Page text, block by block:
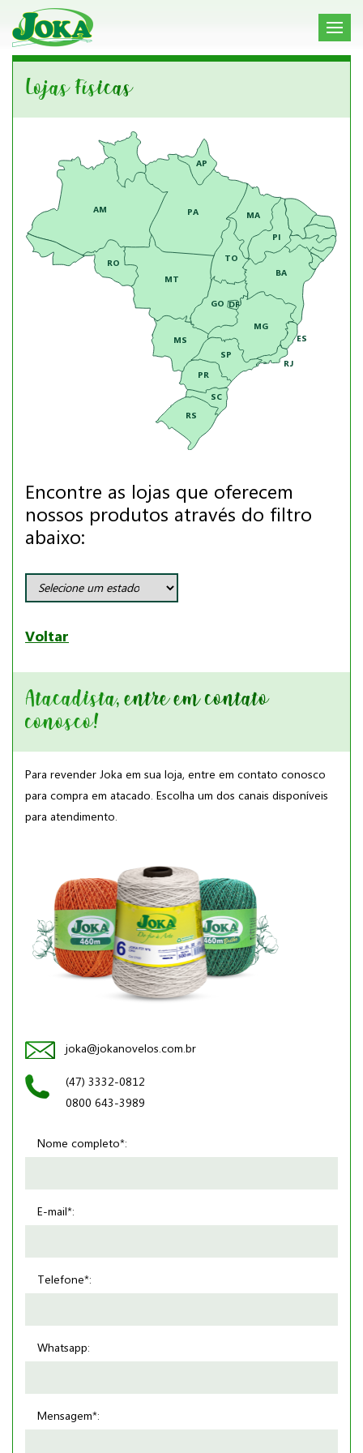
Lojas Físicas
TO
BA
PI
MA
AP
PA
AM
RO
MT
MS
GO
PR
SC
RS
SP
MG
RJ
ES
DF
Encontre as lojas que oferecem
nossos produtos através do filtro
abaixo:
Voltar
Atacadista, entre em contato
conosco!
Para revender Joka em sua loja, entre em contato conosco
para compra em atacado. Escolha um dos canais disponíveis
para atendimento.
joka@jokanovelos.com.br
(47) 3332-0812
0800 643-3989
Nome completo*:
E-mail*:
Telefone*:
Whatsapp:
Mensagem*: